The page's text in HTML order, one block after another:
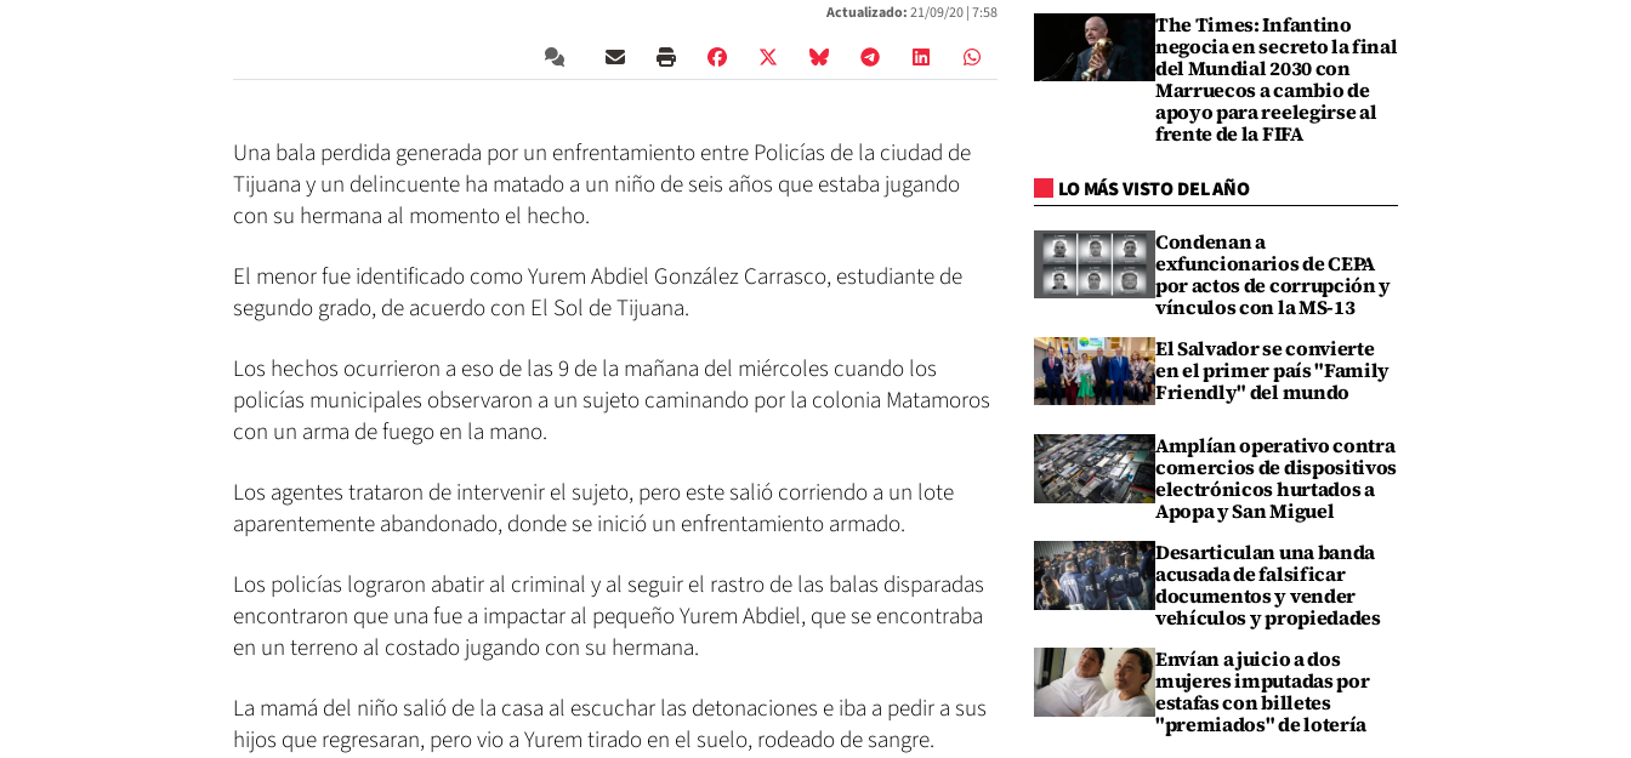
Actualizado:21/09/20 |7:58
Una bala perdida generada por un enfrentamiento entre Policías de la ciudad de
Tijuana y un delincuente ha matado a un niño de seis años que estaba jugando
con su hermana al momento el hecho.
El menor fue identificado como Yurem Abdiel González Carrasco, estudiante de
segundo grado, de acuerdo con El Sol de Tijuana.
Los hechos ocurrieron a eso de las 9 de la mañana del miércoles cuando los
policías municipales observaron a un sujeto caminando por la colonia Matamoros
con un arma de fuego en la mano.
Los agentes trataron de intervenir el sujeto, pero este salió corriendo a un lote
aparentemente abandonado, donde se inició un enfrentamiento armado.
Los policías lograron abatir al criminal y al seguir el rastro de las balas disparadas
encontraron que una fue a impactar al pequeño Yurem Abdiel, que se encontraba
en un terreno al costado jugando con su hermana.
La mamá del niño salió de la casa al escuchar las detonaciones e iba a pedir a sus
hijos que regresaran, pero vio a Yurem tirado en el suelo, rodeado de sangre.
The Times: Infantino
negocia en secreto la final
del Mundial 2030 con
Marruecos a cambio de
apoyo para reelegirse al
frente de la FIFA
LO MÁS VISTO DEL AÑO
Condenan a
exfuncionarios de CEPA
por actos de corrupción y
vínculos con la MS-13
El Salvador se convierte
en el primer país "Family
Friendly" del mundo
Amplían operativo contra
comercios de dispositivos
electrónicos hurtados a
Apopa y San Miguel
Desarticulan una banda
acusada de falsificar
documentos y vender
vehículos y propiedades
Envían a juicio a dos
mujeres imputadas por
estafas con billetes
"premiados" de lotería